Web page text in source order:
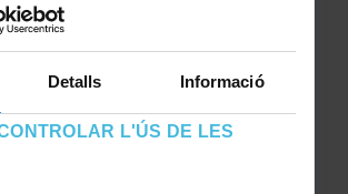
Detalls Informació
L'ÚS DE LES
lo últim el primer :)